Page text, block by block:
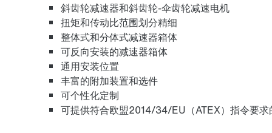
斜齿轮减速器和斜齿轮-伞齿轮减速电机
扭矩和传动比范围划分精细
整体式和分体式减速器箱体
可反向安装的减速器箱体
通用安装位置
丰富的附加装置和选件
可个性化定制
可提供符合欧盟2014/34/EU（ATEX）指令要求